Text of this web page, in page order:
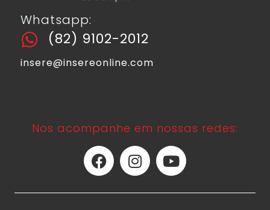
Whatsapp:
(82) 9102-2012
insere@insereonline.com
Nos acompanhe em nossas redes: